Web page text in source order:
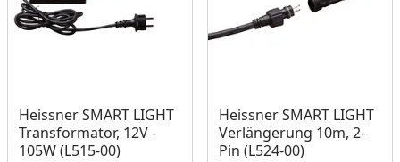
Heissner SMART LIGHT
Transformator, 12V -
105W (L515-00)
Produkt am Lager
Heissner SMART LIGHT
Verlängerung 10m, 2-
Pin (L524-00)
Produkt am Lager